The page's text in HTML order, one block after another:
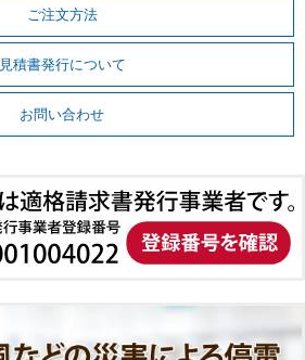
ご注文方法
見積書発行について
お問い合わせ